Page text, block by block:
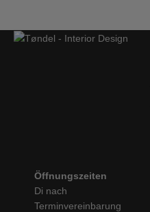
Öffnungszeiten
Di nach
Terminvereinbarung